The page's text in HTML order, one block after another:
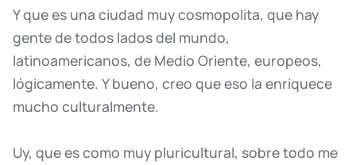
Yquees una ciudad muycosmopolita, que hay
gentedetodos ladosdel mundo,
latinoamericanos, de Medio Oriente, europeos,
lógicamente. Ybueno, creo queeso la enriquece
mucho culturalmente.
Uy, queescomo muy pluricultural, sobretodo me